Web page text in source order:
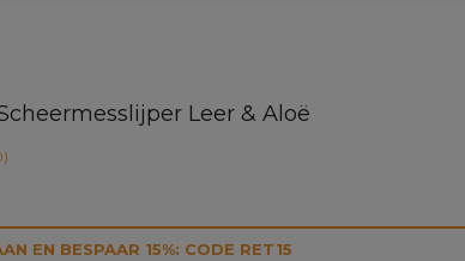
Leer & Aloë
)
EN BESPAAR 15%: CODE RET15